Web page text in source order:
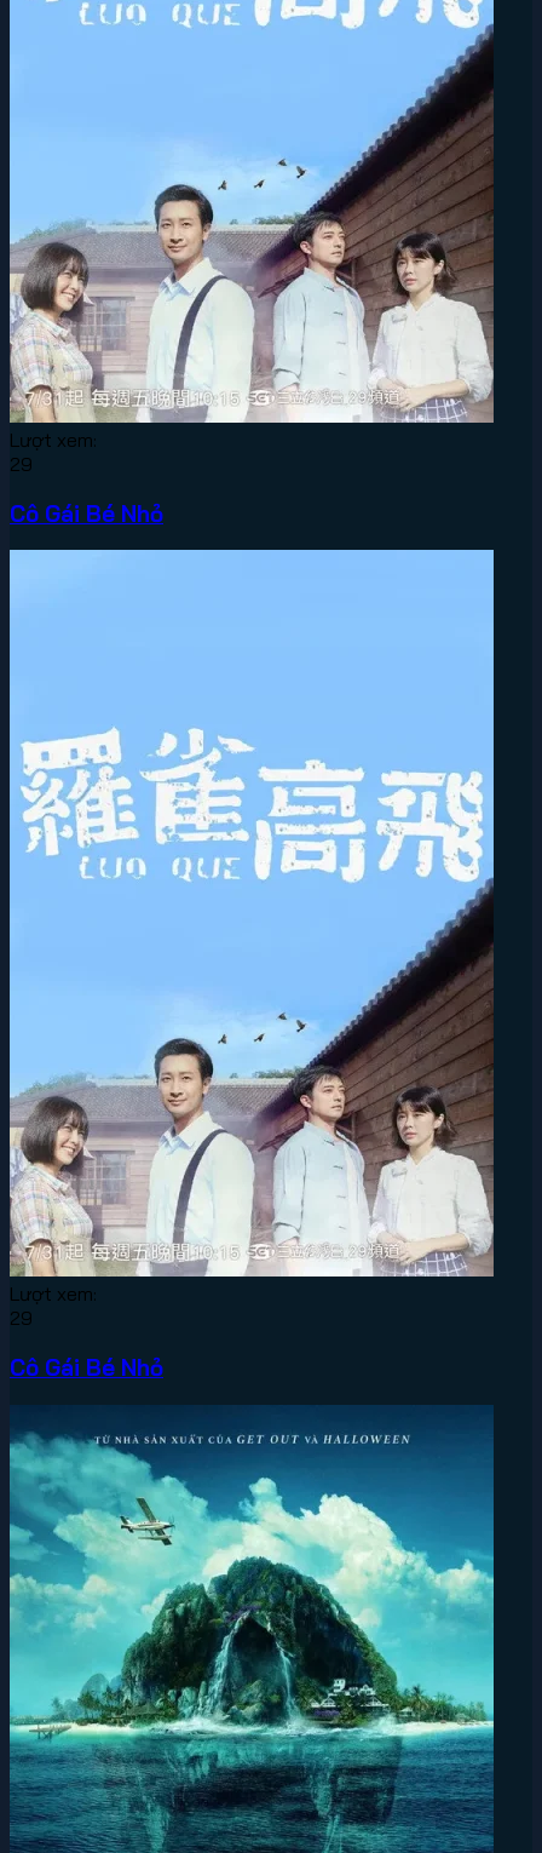
Phim Chiếu Rạp
Top Phim Hot
Lượt xem:
29
Cô Gái Bé Nhỏ
Lượt xem:
29
Cô Gái Bé Nhỏ